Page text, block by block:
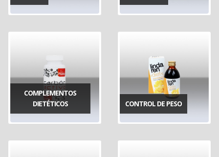
COMPLEMENTOS
DIETÉTICOS
CONTROL DE PESO